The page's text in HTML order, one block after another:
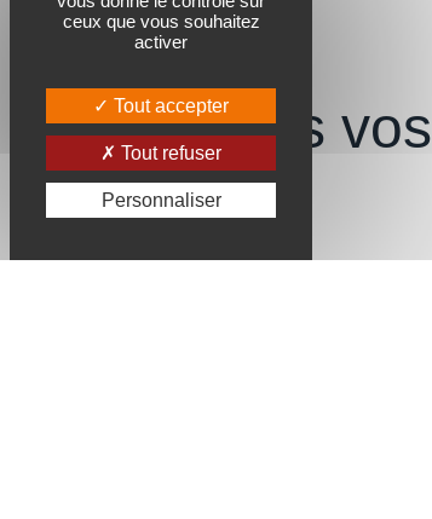
Révélons vos
talents
ceux que vous souhaitez
activer
Tout accepter
Tout refuser
Personnaliser